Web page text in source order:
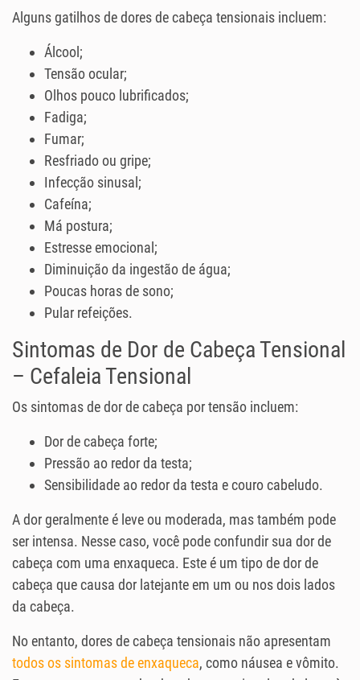
Alguns gatilhos de dores de cabeça tensionais incluem:
Álcool;
Tensão ocular;
Olhos pouco lubrificados;
Fadiga;
Fumar;
Resfriado ou gripe;
Infecção sinusal;
Cafeína;
Má postura;
Estresse emocional;
Diminuição da ingestão de água;
Poucas horas de sono;
Pular refeições.
Sintomas de Dor de Cabeça Tensional
– Cefaleia Tensional
Os sintomas de dor de cabeça por tensão incluem:
Dor de cabeça forte;
Pressão ao redor da testa;
Sensibilidade ao redor da testa e couro cabeludo.
A dor geralmente é leve ou moderada, mas também pode
ser intensa. Nesse caso, você pode confundir sua dor de
cabeça com uma enxaqueca. Este é um tipo de dor de
cabeça que causa dor latejante em um ou nos dois lados
da cabeça.
No entanto, dores de cabeça tensionais não apresentam
todos os sintomas de enxaqueca, como náusea e vômito.